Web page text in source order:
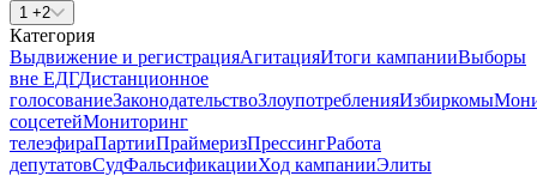
1 +2
Категория
Выдвижение и регистрацияАгитацияИтоги кампанииВыборы
вне ЕДГДистанционное
голосованиеЗаконодательствоЗлоупотребленияИзбиркомы
соцсетейМониторинг
телеэфираПартииПраймеризПрессингРабота
депутатовСудФальсификацииХод кампанииЭлиты